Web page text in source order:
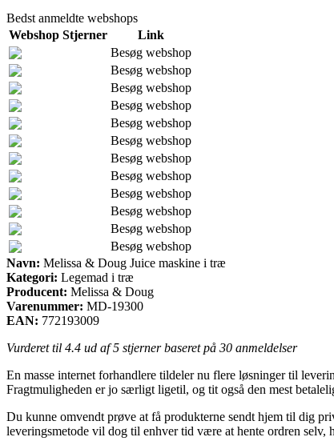
Bedst anmeldte webshops
Webshop Stjerner
Link
Besøg webshop
Besøg webshop
Besøg webshop
Besøg webshop
Besøg webshop
Besøg webshop
Besøg webshop
Besøg webshop
Besøg webshop
Besøg webshop
Besøg webshop
Besøg webshop
Navn: Melissa & Doug Juice maskine i træ
Kategori: Legemad i træ
Producent: Melissa & Doug
Varenummer: MD-19300
EAN: 772193009
Vurderet til 4.4 ud af 5 stjerner baseret på 30 anmeldelser
En masse internet forhandlere tildeler nu flere løsninger til
Fragtmuligheden er jo særligt ligetil, og tit også den mest
Du kunne omvendt prøve at få produkterne sendt hjem til dig
leveringsmetode vil dog til enhver tid være at hente ordren